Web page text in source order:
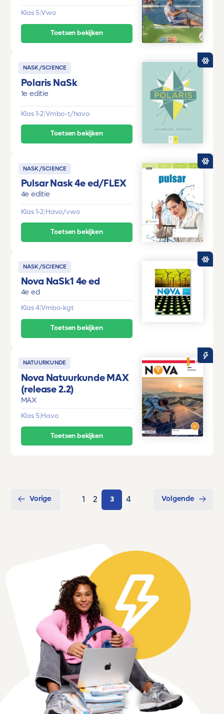
Klas 5|Vwo
Toetsen bekijken
NASK/SCIENCE
Polaris NaSk
1e editie
Klas 1-2|Vmbo-t/havo
Toetsen bekijken
NASK/SCIENCE
Pulsar Nask 4e ed/FLEX
4e editie
Klas 1-2|Havo/vwo
Toetsen bekijken
NASK/SCIENCE
Nova NaSk1 4e ed
4e ed
Klas 4|Vmbo-kgt
Toetsen bekijken
NATUURKUNDE
Nova Natuurkunde MAX
(release 2.2)
MAX
Klas 5|Havo
Toetsen bekijken
Vorige 1 2 3 4 Volgende